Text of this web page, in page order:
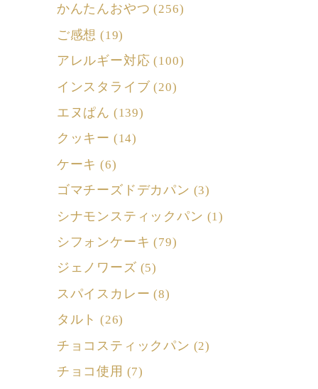
かんたんおやつ (256)
ご感想 (19)
アレルギー対応 (100)
インスタライブ (20)
エヌぱん (139)
クッキー (14)
ケーキ (6)
ゴマチーズドデカパン (3)
シナモンスティックパン (1)
シフォンケーキ (79)
ジェノワーズ (5)
スパイスカレー (8)
タルト (26)
チョコスティックパン (2)
チョコ使用 (7)